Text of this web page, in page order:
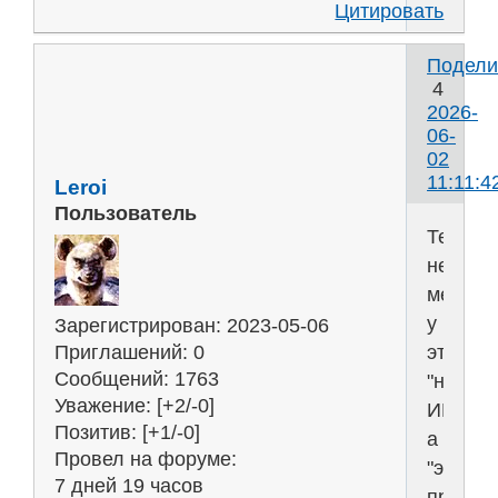
Цитировать
4
2026-
06-
02
Leroi
Пользователь
Зарегистрирован: 2023-05-06
Приглашений: 0
Сообщений: 1763
Уважение: [+2/-0]
Позитив: [+1/-0]
Провел на форуме:
7 дней 19 часов
Тем
не
менее,
у
этих
"не
ИИ",
а
"это